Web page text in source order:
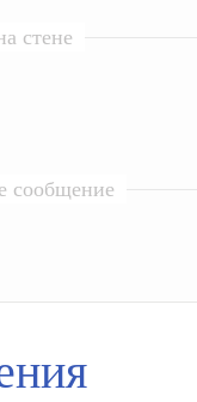
стене
сообщение